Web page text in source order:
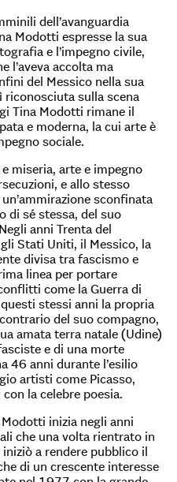
dell’avanguardia
Modotti espresse la sua
e l’impegno civile,
l’aveva accolta ma
del Messico nella sua
riconosciuta sulla scena
Tina Modotti rimane il
e moderna, la cui arte è
sociale.
miseria, arte e impegno
e allo stesso
sconfinata
di sé stessa, del suo
anni Trenta del
Stati Uniti, il Messico, la
divisa tra fascismo e
linea per portare
come la Guerra di
stessi anni la propria
del suo compagno,
amata terra natale (Udine)
e di una morte
46 anni durante l’esilio
artisti come Picasso,
la celebre poesia.
inizia negli anni
che una volta rientrato in
a rendere pubblico il
di un crescente interesse